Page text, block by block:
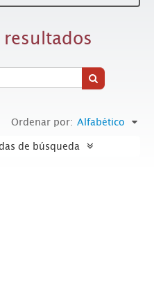
Ordenar por: Alfabético
de búsqueda